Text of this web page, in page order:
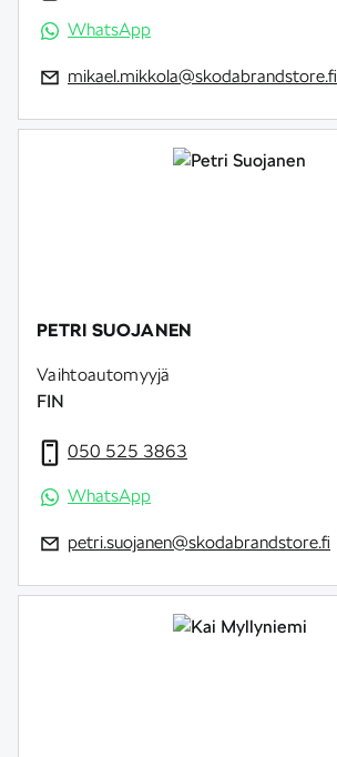
WhatsApp
mikael.mikkola@skodabrandstore.fi
PETRI SUOJANEN
Vaihtoautomyyjä
FIN
050 525 3863
WhatsApp
petri.suojanen@skodabrandstore.fi